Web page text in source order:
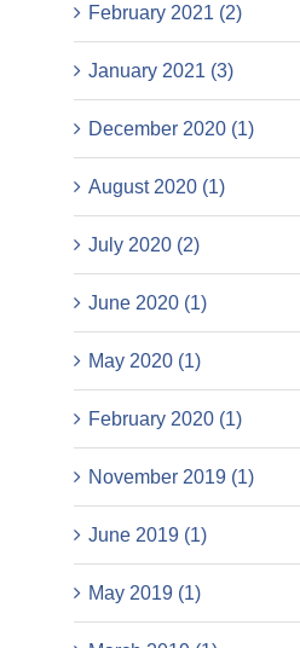
February 2021 (2)
January 2021 (3)
December 2020 (1)
August 2020 (1)
July 2020 (2)
June 2020 (1)
May 2020 (1)
February 2020 (1)
November 2019 (1)
June 2019 (1)
May 2019 (1)